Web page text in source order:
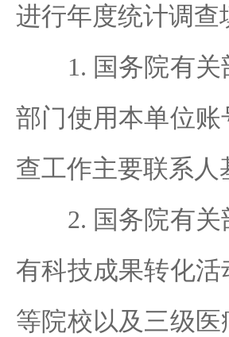
进行年度统计调查
1. 国务院有关
部门使用本单位
查工作主要联系人
2. 国务院有关
有科技成果转化
等院校以及三级